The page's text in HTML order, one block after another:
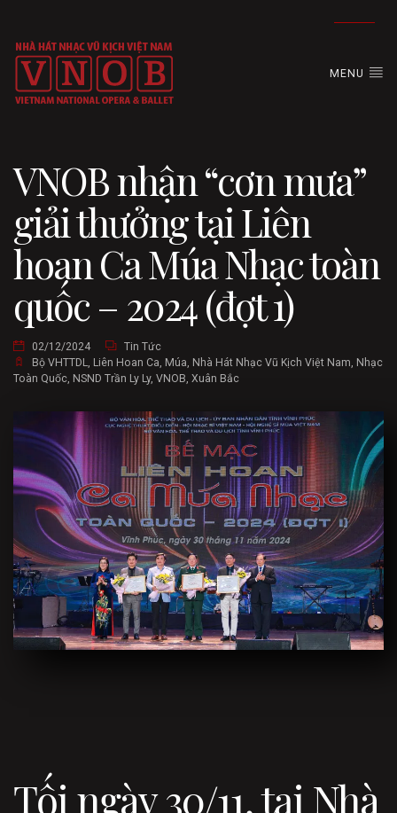
MENU
VNOB nhận “cơn mưa”
giải thưởng tại Liên
hoan Ca Múa Nhạc toàn
quốc – 2024 (đợt 1)
02/12/2024
Tin Tức
Bộ VHTTDL, Liên Hoan Ca, Múa, Nhà Hát Nhạc Vũ Kịch Việt Nam, Nhạc
Toàn Quốc, NSND Trần Ly Ly, VNOB, Xuân Bắc
Tối ngày 30/11, tại Nhà